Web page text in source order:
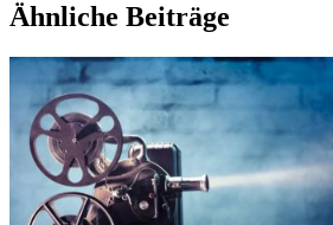
Ähnliche Beiträge